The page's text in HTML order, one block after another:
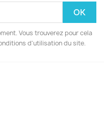
Vous trouverez pour cela
d'utilisation du site.